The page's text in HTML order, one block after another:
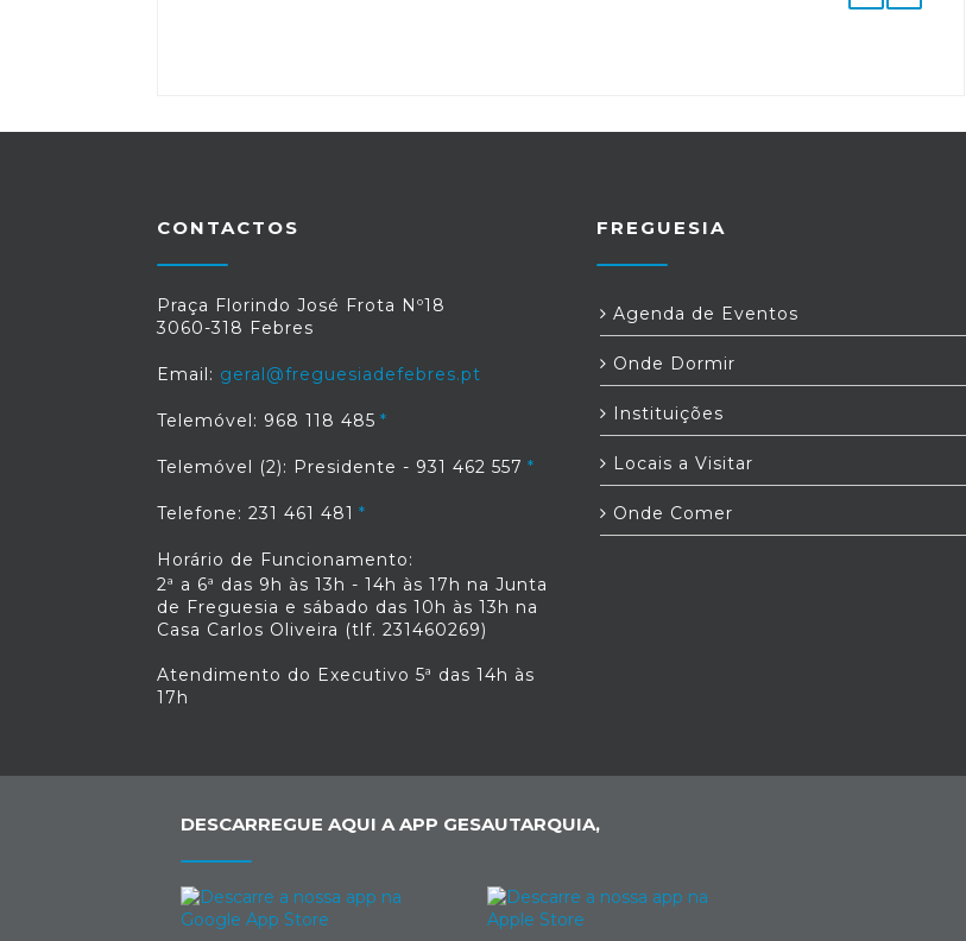
CONTACTOS
Praça Florindo José Frota Nº18
3060-318 Febres
Email: geral@freguesiadefebres.pt
Telemóvel: 968 118 485
Telemóvel (2): Presidente - 931 462 557
Telefone: 231 461 481
Horário de Funcionamento:
2ª a 6ª das 9h às 13h - 14h às 17h na Junta
de Freguesia e sábado das 10h às 13h na
Casa Carlos Oliveira (tlf. 231460269)
Atendimento do Executivo 5ª das 14h às
17h
FREGUESIA
Agenda de Eventos
Onde Dormir
Instituições
Locais a Visitar
Onde Comer
DESCARREGUE AQUI A APP GESAUTARQUIA,